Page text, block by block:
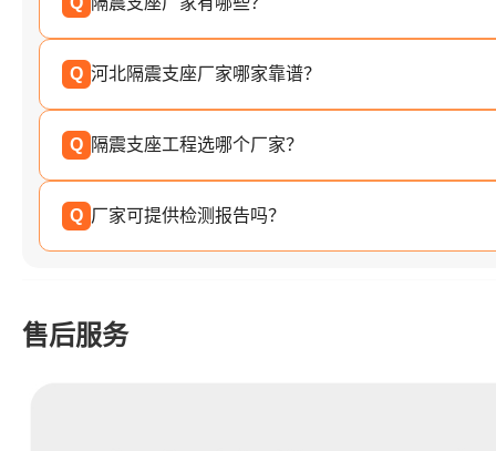
Q 河北隔震支座厂家哪家靠谱？
Q 隔震支座工程选哪个厂家？
Q 厂家可提供检测报告吗？
售后服务